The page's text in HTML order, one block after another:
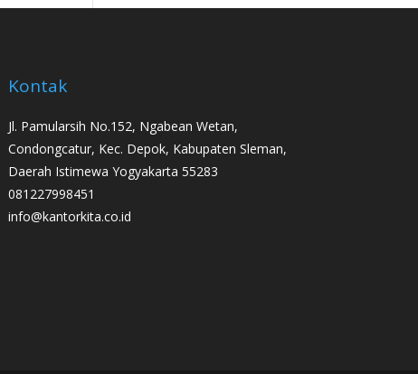
Kontak
Jl. Pamularsih No.152, Ngabean Wetan,
Condongcatur, Kec. Depok, Kabupaten Sleman,
Daerah Istimewa Yogyakarta 55283
081227998451
info@kantorkita.co.id